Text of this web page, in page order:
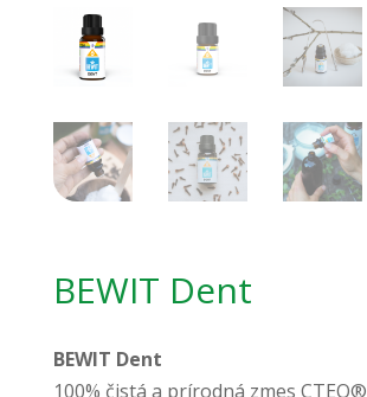
BEWIT Dent
BEWIT Dent
100% čistá a prírodná zmes CTEO®